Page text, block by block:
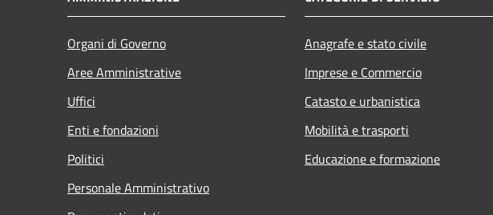
Organi di Governo
Aree Amministrative
Uffici
Enti e fondazioni
Politici
Personale Amministrativo
Anagrafe e stato civile
Imprese e Commercio
Catasto e urbanistica
Mobilità e trasporti
Educazione e formazione